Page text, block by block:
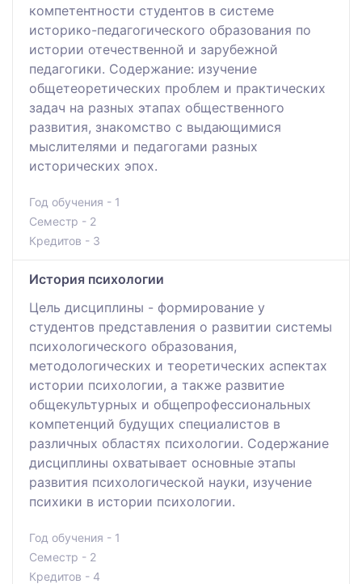
компетентности студентов в системе
историко-педагогического образования по
истории отечественной и зарубежной
педагогики. Содержание: изучение
общетеоретических проблем и практических
задач на разных этапах общественного
развития, знакомство с выдающимися
мыслителями и педагогами разных
исторических эпох.
Год обучения - 1
Семестр - 2
Кредитов - 3
История психологии
Цель дисциплины - формирование у
студентов представления о развитии системы
психологического образования,
методологических и теоретических аспектах
истории психологии, а также развитие
общекультурных и общепрофессиональных
компетенций будущих специалистов в
различных областях психологии. Содержание
дисциплины охватывает основные этапы
развития психологической науки, изучение
психики в истории психологии.
Год обучения - 1
Семестр - 2
Кредитов - 4